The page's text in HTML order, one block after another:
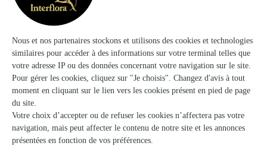
C.Cial Carrefour Chamnord 1097, ave des Landiers